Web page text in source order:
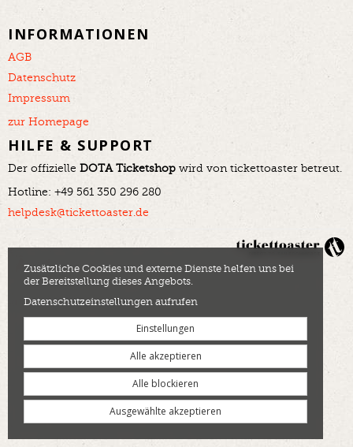
INFORMATIONEN
AGB
Datenschutz
Impressum
zur Homepage
HILFE & SUPPORT
Der offizielle DOTA Ticketshop wird von tickettoaster betreut.
Hotline: +49 561 350 296 280
helpdesk@tickettoaster.de
Zusätzliche Cookies und externe Dienste helfen uns bei
der Bereitstellung dieses Angebots.
Datenschutzeinstellungen aufrufen
Einstellungen
Alle akzeptieren
Alle blockieren
Ausgewählte akzeptieren